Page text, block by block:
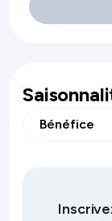
Bénéfice